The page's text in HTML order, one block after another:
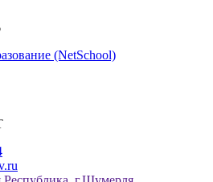
(NetSchool)